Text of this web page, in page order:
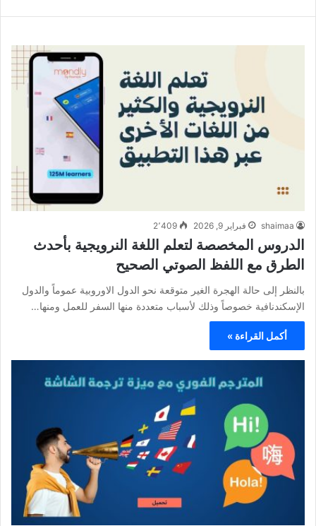
shaimaa فبراير 9, 2026 2٬409
الدروس المخصصة لتعلم اللغة النرويجية بأحدث
الطرق مع اللفظ الصوتي الصحيح
بالنظر إلى حالة الهجرة الغير متوقعة نحو الدول الاوروبية عموماً والدول
الإسكندنافية خصوصاً وذلك لأسباب متعددة منها السفر للعمل ومنها…
أكمل القراءة »